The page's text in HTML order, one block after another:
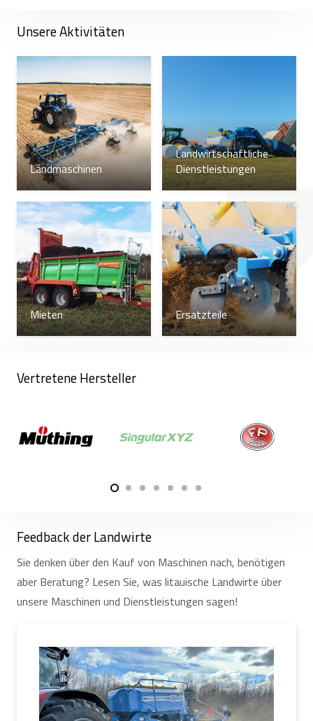
Unsere Aktivitäten
Landmaschinen
Landwirtschaftliche
Dienstleistungen
Mieten Ersatzteile
Vertretene Hersteller
Feedback der Landwirte
Sie denken über den Kauf von Maschinen nach, benötigen
aber Beratung? Lesen Sie, was litauische Landwirte über
unsere Maschinen und Dienstleistungen sagen!